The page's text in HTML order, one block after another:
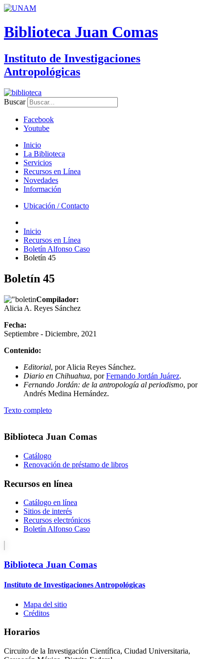
Biblioteca Juan Comas
Instituto de Investigaciones
Antropológicas
Buscar
Facebook
Youtube
Inicio
La Biblioteca
Servicios
Recursos en Línea
Novedades
Información
Ubicación / Contacto
Inicio
Recursos en Línea
Boletín Alfonso Caso
Boletín 45
Boletín 45
Compilador:
Alicia A. Reyes Sánchez
Fecha:
Septiembre - Diciembre, 2021
Contenido:
Editorial, por Alicia Reyes Sánchez.
Diario en Chihuahua, porFernando Jordán Juárez.
Fernando Jordán: de la antropología al periodismo, por
Andrés Medina Hernández.
Texto completo
Biblioteca Juan Comas
Catálogo
Renovación de préstamo de libros
Recursos en línea
Catálogo en línea
Sitios de interés
Recursos electrónicos
Boletín Alfonso Caso
Biblioteca Juan Comas
Instituto de Investigaciones Antropológicas
Mapa del sitio
Créditos
Horarios
Circuito de la Investigación Científica, Ciudad Universitaria,